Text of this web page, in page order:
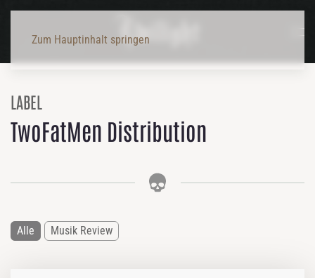
Zum Hauptinhalt springen
LABEL
TwoFatMen Distribution
Alle Musik Review